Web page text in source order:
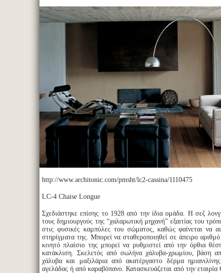
http://www.architonic.com/pmsht/lc2-cassina/1110475
LC-4 Chaise Longue
Σχεδιάστηκε επίσης το 1928 από την ίδια ομάδα. Η σεζ
τους δημιουργούς της “χαλαρωτική μηχανή” εξαιτίας του
στις φυσικές καμπύλες του σώματος, καθώς φαίνεται να
στηρίγματα της. Μπορεί να σταθεροποιηθεί σε άπειρο
κινητό πλαίσιο της μπορεί να ρυθμιστεί από την όρθια
κατάκλιση. Σκελετός από σωλήνα χάλυβα-χρωμίου, βάση
χάλυβα και μαξιλάρια από ακατέργαστο δέρμα
αγελάδας ή από καραβόπανο. Κατασκευάζεται από την εταιρία